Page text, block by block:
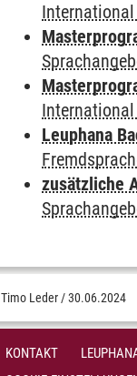
International
International
Leuphana
zusätzliche
Timo Leder /30.06.2024
KONTAKT